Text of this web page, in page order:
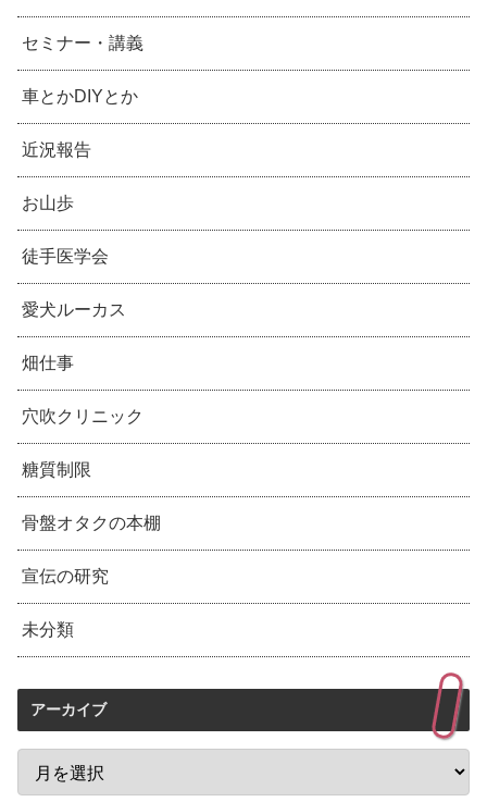
セミナー・講義
車とかDIYとか
近況報告
お山歩
徒手医学会
愛犬ルーカス
畑仕事
穴吹クリニック
糖質制限
骨盤オタクの本棚
宣伝の研究
未分類
アーカイブ